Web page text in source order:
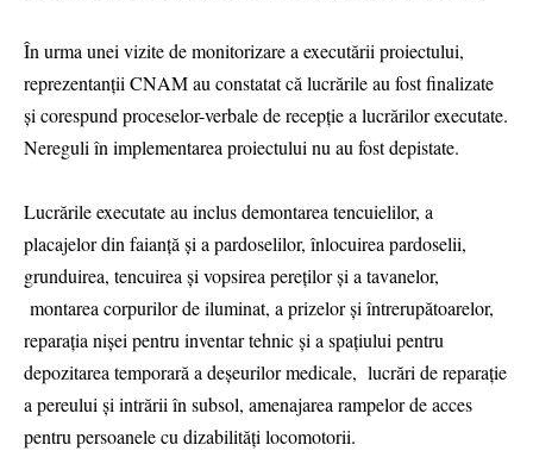
În urma unei vizite de monitorizare a executării proiectului,
reprezentanții CNAM au constatat că lucrările au fost finalizate
și corespund proceselor-verbale de recepție a lucrărilor executate.
Nereguli în implementarea proiectului nu au fost depistate.
Lucrările executate au inclus demontarea tencuielilor, a
placajelor din faianță și a pardoselilor, înlocuirea pardoselii,
grunduirea, tencuirea și vopsirea pereților și a tavanelor,
montarea corpurilor de iluminat, a prizelor și întrerupătoarelor,
reparația nișei pentru inventar tehnic și a spațiului pentru
depozitarea temporară a deșeurilor medicale, lucrări de reparație
a pereului și intrării în subsol, amenajarea rampelor de acces
pentru persoanele cu dizabilități locomotorii.